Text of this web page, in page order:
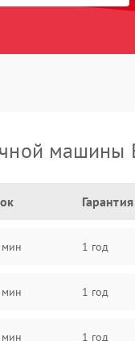
машины
Гарантия
1 год
1 год
1 год